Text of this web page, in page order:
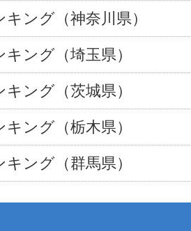
ング（神奈川県）
ング（埼玉県）
ング（茨城県）
ング（栃木県）
ング（群馬県）